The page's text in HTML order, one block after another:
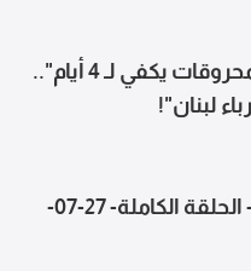
"مخزون المحروقات يكفي لـ 4 أيام"..
لبنان"!
هنا بيروت - الحلقة الكاملة- 27-07-